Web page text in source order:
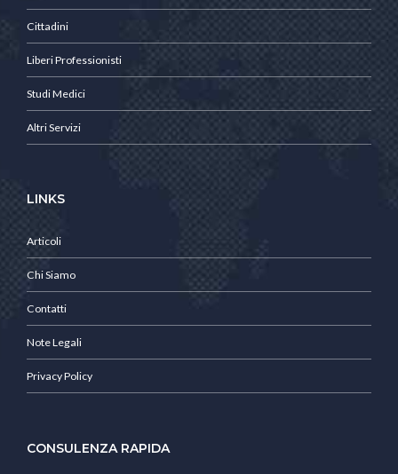
Cittadini
Liberi Professionisti
Studi Medici
Altri Servizi
LINKS
Articoli
Chi Siamo
Contatti
Note Legali
Privacy Policy
CONSULENZA RAPIDA